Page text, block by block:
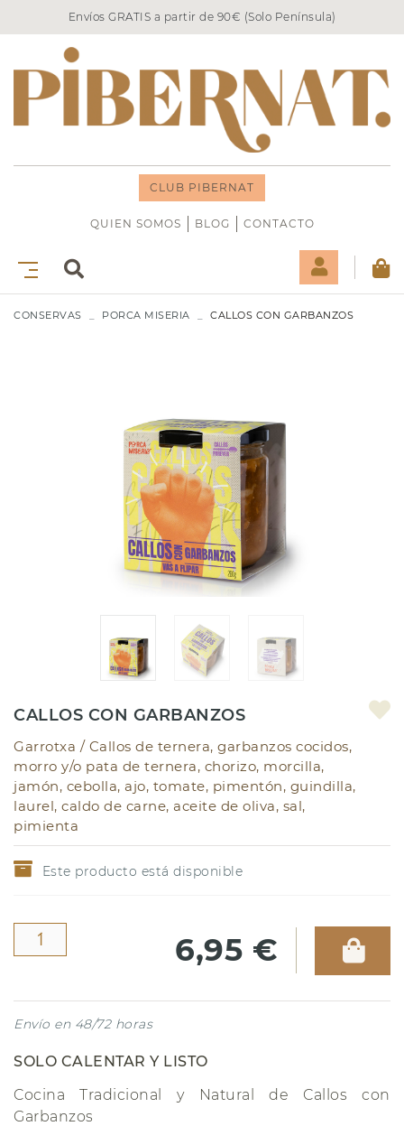
Envíos GRATIS a partir de 90€ (Solo Península)
CLUB PIBERNAT
QUIEN SOMOS BLOG CONTACTO
CONSERVAS PORCA MISERIA CALLOS CON GARBANZOS
CALLOS CON GARBANZOS
Garrotxa / Callos de ternera, garbanzos cocidos,
morro y/o pata de ternera, chorizo, morcilla,
jamón, cebolla, ajo, tomate, pimentón, guindilla,
laurel, caldo de carne, aceite de oliva, sal,
pimienta
Este producto está disponible
6,95 €
Envío en 48/72 horas
SOLO CALENTAR Y LISTO
Cocina Tradicional y Natural de Callos con
Garbanzos